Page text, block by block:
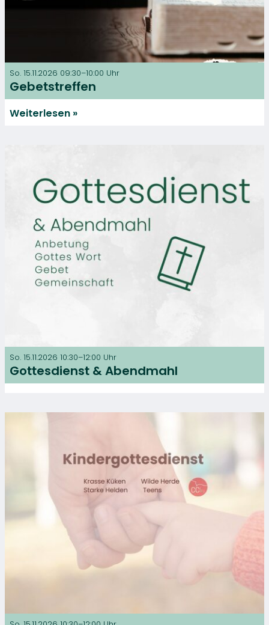
So. 15.11.2026 09:30–10:00 Uhr
Gebetstreffen
Weiterlesen
So. 15.11.2026 10:30–12:00 Uhr
Gottesdienst & Abendmahl